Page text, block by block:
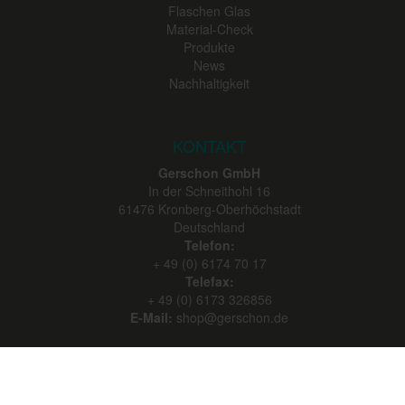
Flaschen Glas
Material-Check
Produkte
News
Nachhaltigkeit
KONTAKT
Gerschon GmbH
In der Schneithohl 16
61476 Kronberg-Oberhöchstadt
Deutschland
Telefon:
+ 49 (0) 6174 70 17
Telefax:
+ 49 (0) 6173 326856
E-Mail: shop@gerschon.de